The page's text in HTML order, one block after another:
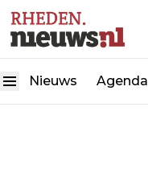
Nieuws Agenda